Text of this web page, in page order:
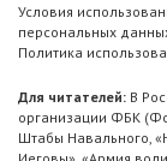
Условия
персональных
Политика
Для читателей: В
организации ФБК
Штабы Навального,
Иеговы», «Армия